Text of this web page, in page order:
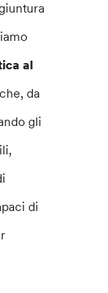
al
da
gli
di